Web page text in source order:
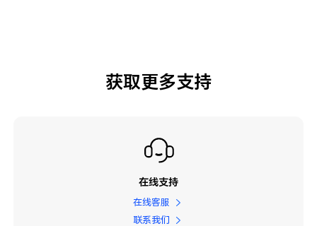
获取更多支持
在线支持
在线客服
联系我们